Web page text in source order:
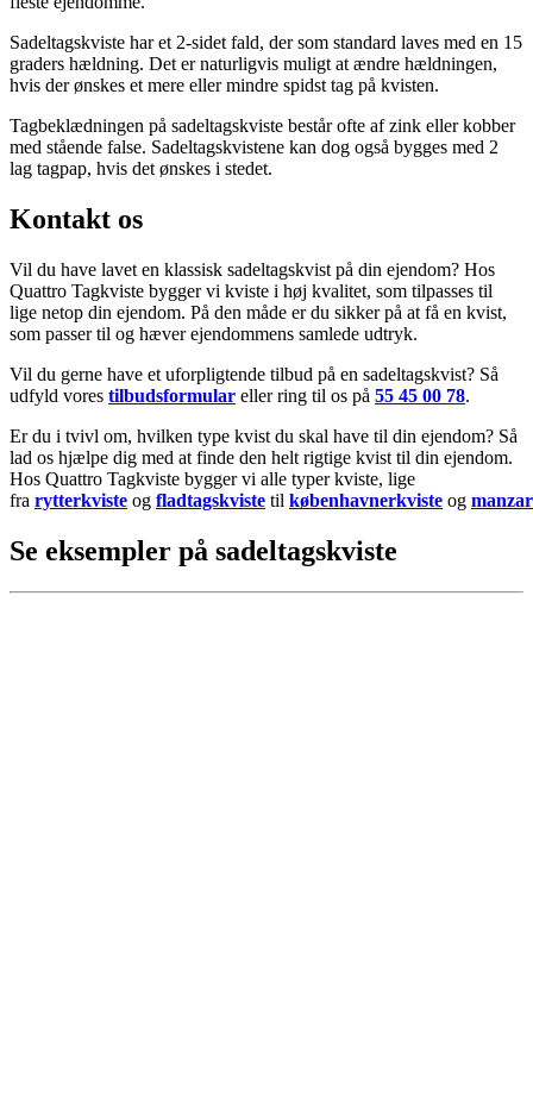
Sadeltagskviste har et 2-sidet fald, der som standard laves med en 15
graders hældning. Det er naturligvis muligt at ændre hældningen,
hvis der ønskes et mere eller mindre spidst tag på kvisten.
Tagbeklædningen på sadeltagskviste består ofte af zink eller kobber
med stående false. Sadeltagskvistene kan dog også bygges med 2
lag tagpap, hvis det ønskes i stedet.
Kontakt os
Vil du have lavet en klassisk sadeltagskvist på din ejendom? Hos
Quattro Tagkviste bygger vi kviste i høj kvalitet, som tilpasses til
lige netop din ejendom. På den måde er du sikker på at få en kvist,
som passer til og hæver ejendommens samlede udtryk.
Vil du gerne have et uforpligtende tilbud på en sadeltagskvist? Så
udfyld vores tilbudsformular eller ring til os på 55 45 00 78.
Er du i tvivl om, hvilken type kvist du skal have til din ejendom? Så
lad os hjælpe dig med at finde den helt rigtige kvist til din ejendom.
Hos Quattro Tagkviste bygger vi alle typer kviste, lige
fra rytterkviste og fladtagskviste til københavnerkviste og
Se eksempler på sadeltagskviste